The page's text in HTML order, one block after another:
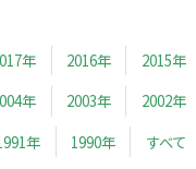
年 2016年 2015年
年 2003年 2002年
年 1990年 すべて